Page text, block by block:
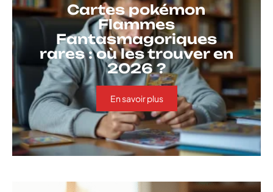
Cartes pokémon
Flammes
Fantasmagoriques
rares : où les trouver en
2026 ?
En savoir plus